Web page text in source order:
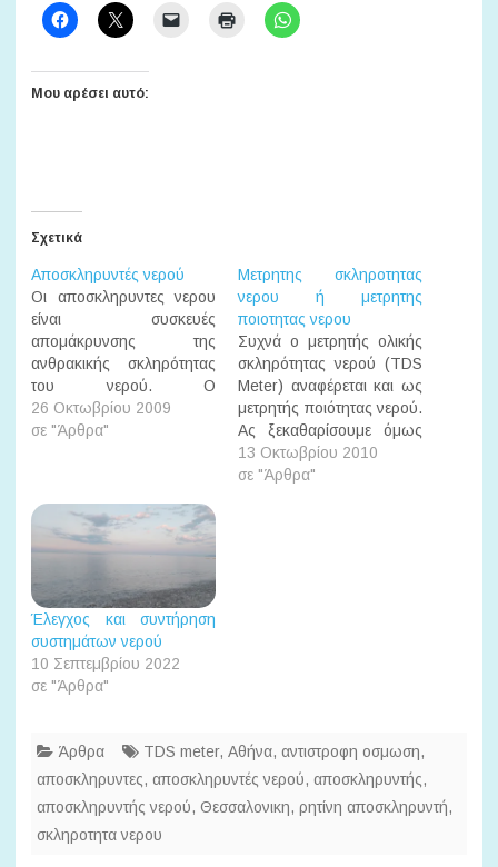
Μου αρέσει αυτό:
Σχετικά
Αποσκληρυντές νερού
Οι αποσκληρυντες νερου
είναι συσκευές
απομάκρυνσης της
ανθρακικής σκληρότητας
του νερού. Ο
αποσκληρυντης φέρει
ειδική ρητίνη
ασβεστίου (Ca+) και
μαγνησίου (Mg+) με ιόντα
Νατρίου (Na+). Μετά την
αποσκλήρυνση
συγκεκριμένου όγκου
νερού (που εξαρτάται από
την δυναμικότητα της
ρητίνης) απαιτείται
αναγέννηση της ρητίνης.…
26 Οκτωβρίου 2009
σε "Άρθρα"
Μετρητης σκληροτητας
νερου ή μετρητης
ποιοτητας νερου
Συχνά ο μετρητής ολικής
σκληρότητας νερού (TDS
Meter) αναφέρεται και ως
μετρητής ποιότητας νερού.
Ας ξεκαθαρίσουμε όμως
τους όρους για να μην
υπάρχει παρανόηση. Ο
13 Οκτωβρίου 2010
σε "Άρθρα"
Έλεγχος και συντήρηση
συστημάτων νερού
10 Σεπτεμβρίου 2022
σε "Άρθρα"
Άρθρα TDS meter, Αθήνα, αντιστροφη οσμωση,
αποσκληρυντες, αποσκληρυντές νερού, αποσκληρυντής,
αποσκληρυντής νερού, Θεσσαλονικη, ρητίνη αποσκληρυντή,
σκληροτητα νερου